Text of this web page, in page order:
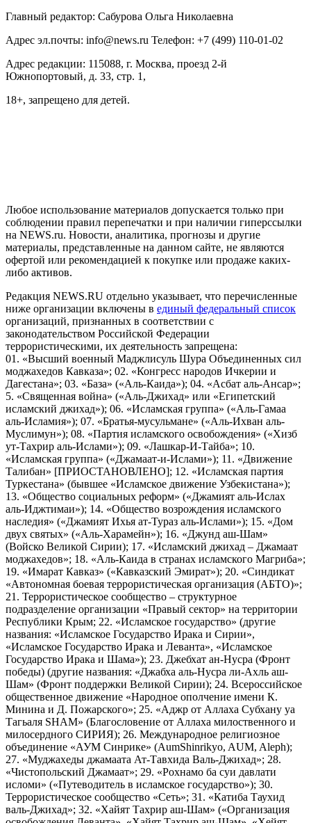
Главный редактор: Сабурова Ольга Николаевна
Адрес эл.почты: info@news.ru Телефон: +7 (499) 110-01-02
Адрес редакции: 115088, г. Москва, проезд 2-й
Южнопортовый, д. 33, стр. 1,
18+, запрещено для детей.
Любое использование материалов допускается только при
соблюдении правил перепечатки и при наличии гиперссылки
на NEWS.ru. Новости, аналитика, прогнозы и другие
материалы, представленные на данном сайте, не являются
офертой или рекомендацией к покупке или продаже каких-
либо активов.
Редакция NEWS.RU отдельно указывает, что перечисленные
ниже организации включены в единый федеральный список
организаций, признанных в соответствии с
законодательством Российской Федерации
террористическими, их деятельность запрещена:
01. «Высший военный Маджлисуль Шура Объединенных сил
моджахедов Кавказа»; 02. «Конгресс народов Ичкерии и
Дагестана»; 03. «База» («Аль-Каида»); 04. «Асбат аль-Ансар»;
5. «Священная война» («Аль-Джихад» или «Египетский
исламский джихад»); 06. «Исламская группа» («Аль-Гамаа
аль-Исламия»); 07. «Братья-мусульмане» («Аль-Ихван аль-
Муслимун»); 08. «Партия исламского освобождения» («Хизб
ут-Тахрир аль-Ислами»); 09. «Лашкар-И-Тайба»; 10.
«Исламская группа» («Джамаат-и-Ислами»); 11. «Движение
Талибан» [ПРИОСТАНОВЛЕНО]; 12. «Исламская партия
Туркестана» (бывшее «Исламское движение Узбекистана»);
13. «Общество социальных реформ» («Джамият аль-Ислах
аль-Иджтимаи»); 14. «Общество возрождения исламского
наследия» («Джамият Ихья ат-Тураз аль-Ислами»); 15. «Дом
двух святых» («Аль-Харамейн»); 16. «Джунд аш-Шам»
(Войско Великой Сирии); 17. «Исламский джихад – Джамаат
моджахедов»; 18. «Аль-Каида в странах исламского Магриба»;
19. «Имарат Кавказ» («Кавказский Эмират»); 20. «Синдикат
«Автономная боевая террористическая организация (АБТО)»;
21. Террористическое сообщество – структурное
подразделение организации «Правый сектор» на территории
Республики Крым; 22. «Исламское государство» (другие
названия: «Исламское Государство Ирака и Сирии»,
«Исламское Государство Ирака и Леванта», «Исламское
Государство Ирака и Шама»); 23. Джебхат ан-Нусра (Фронт
победы) (другие названия: «Джабха аль-Нусра ли-Ахль аш-
Шам» (Фронт поддержки Великой Сирии); 24. Всероссийское
общественное движение «Народное ополчение имени К.
Минина и Д. Пожарского»; 25. «Аджр от Аллаха Субхану уа
Тагьаля SHAM» (Благословение от Аллаха милоственного и
милосердного СИРИЯ); 26. Международное религиозное
объединение «АУМ Синрике» (AumShinrikyo, AUM, Aleph);
27. «Муджахеды джамаата Ат-Тавхида Валь-Джихад»; 28.
«Чистопольский Джамаат»; 29. «Рохнамо ба суи давлати
исломи» («Путеводитель в исламское государство»); 30.
Террористическое сообщество «Сеть»; 31. «Катиба Таухид
валь-Джихад»; 32. «Хайят Тахрир аш-Шам» («Организация